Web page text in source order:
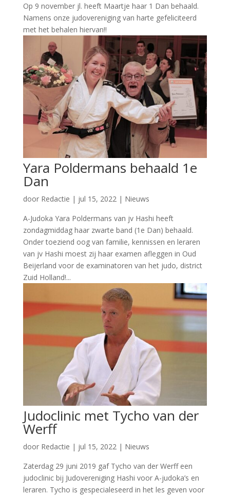
Op 9 november jl. heeft Maartje haar 1 Dan behaald.
Namens onze judovereniging van harte gefeliciteerd
met het behalen hiervan!!
Yara Poldermans behaald 1e
Dan
door Redactie | jul 15, 2022| Nieuws
A-Judoka Yara Poldermans van jv Hashi heeft
zondagmiddag haar zwarte band (1e Dan) behaald.
Onder toeziend oog van familie, kennissen en leraren
van jv Hashi moest zij haar examen afleggen in Oud
Beijerland voor de examinatoren van het judo, district
Zuid Holland!...
Judoclinic met Tycho van der
Werff
door Redactie | jul 15, 2022| Nieuws
Zaterdag 29 juni 2019 gaf Tycho van der Werff een
judoclinic bij Judovereniging Hashi voor A-judoka’s en
leraren. Tycho is gespecialeseerd in het les geven voor